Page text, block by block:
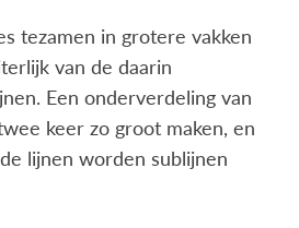
tezamen in grotere vakken
van de daarin
Een onderverdeling van
keer zo groot maken, en
lijnen worden sublijnen